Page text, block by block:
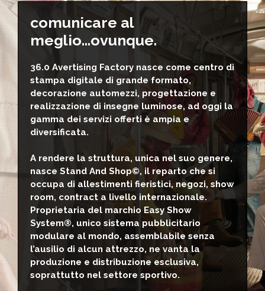
comunicare al
meglio...ovunque.
36.0 Avertising Factory nasce come centro di
stampa digitale di grande formato,
decorazione automezzi, progettazione e
realizzazione di insegne luminose, ad oggi la
gamma dei servizi offerti è ampia e
diversificata.
A rendere la struttura, unica nel suo genere,
nasce Stand And Shop©, il reparto che si
occupa di allestimenti fieristici, negozi, show
room, contract a livello internazionale.
Proprietaria del marchio Easy Show
System®, unico sistema pubblicitario
modulare al mondo, assemblabile senza
l’ausilio di alcun attrezzo, ne vanta la
produzione e distribuzione esclusiva,
soprattutto nel settore sportivo.